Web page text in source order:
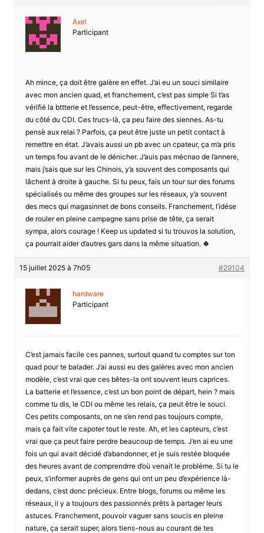
Axel
Participant
Ah mince, ça doit être galère en effet. J’ai eu un souci similaire
avec mon ancien quad, et franchement, c’est pas simple Si t’as
vérifié la bttterie et l’essence, peut-être, effectivement, regarde
du côté du CDI. Ces trucs-là, ça peu faire des siennes. As-tu
pensè aux relai ? Parfois, ça peut être juste un petit contact à
remettre en état. J’avais aussi un pb avec un cpateur, ça m’a pris
un temps fou avant de le dénicher. J’auis pas mécnao de l’annere,
mais j’sais que sur les Chinois, y’a souvent des composants qui
lâchent à droite à gauche. Si tu peux, fais un tour sur des forums
spécialisés ou même des groupes sur les réseaux, y’a souvent
des mecs qui magasinnet de bons conseils. Franchement, l’idése
de rouler en pleine campagne sans prise de tête, ça serait
sympa, alors courage ! Keep us updated si tu trouvos la solution,
ça pourrait aider d’autres gars dans la même situation. 🍀
15 juillet 2025 à 7h05 #29104
hardware
Participant
C’est jamais facile ces pannes, surtout quand tu comptes sur ton
quad pour te balader. J’ai aussi eu des galères avec mon ancien
modèle, c’est vrai que ces bêtes-la ont souvent leurs caprices.
La batterie et l’essence, c’est un bon point de départ, hein ? mais
comme tu dis, le CDI ou même les relais, ça peut être le souci.
Ces petits composants, on ne s’en rend pas toujours compte,
mais ça fait vite capoter tout le reste. Ah, et les capteurs, c’est
vrai que ça peut faire perdre beaucoup de temps. J’en ai eu une
fois un qui avait décidé d’abandonner, et je suis restée bloquée
des heures avant de comprendrre d’où venait le problème. Si tu le
peux, s’informer auprès de gens qui ont un peu d’expérience là-
dedans, c’est donc précieux. Entre blogs, forums ou même les
réseaux, il y a toujours des passionnés prêts à partager leurs
astuces. Franchement, pouvoir vaguer sans soucis en pleine
nature, ça serait super, alors tiens-nous au courant de tes